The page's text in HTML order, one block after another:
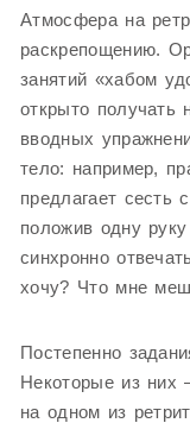
Атмосфера на
раскрепощению.
занятий «хабом
открыто получать
вводных
тело: например,
предлагает сесть
положив одну
синхронно
хочу? Что мне
Постепенно
Некоторые из них
на одном из